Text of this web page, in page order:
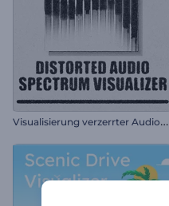
V
isualisierung verzerrter Audiospektren